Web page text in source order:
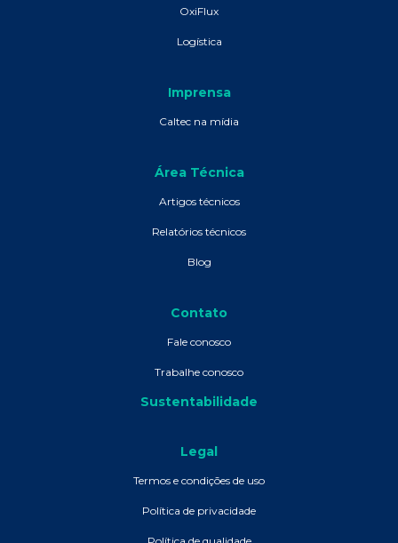
OxiFlux
Logística
Imprensa
Caltec na mídia
Área Técnica
Artigos técnicos
Relatórios técnicos
Blog
Contato
Fale conosco
Trabalhe conosco
Sustentabilidade
Legal
Termos e condições de uso
Política de privacidade